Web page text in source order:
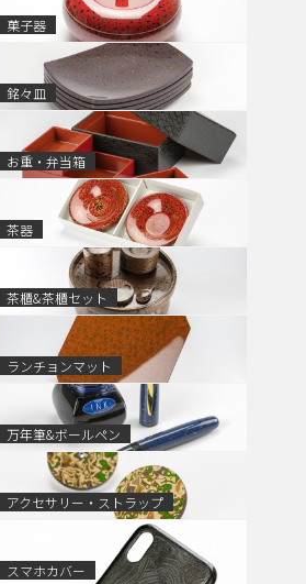
菓子器
銘々皿
お重・弁当箱
茶器
茶櫃&茶櫃セット
ランチョンマット
万年筆&ボールペン
アクセサリー・ストラップ
スマホカバー